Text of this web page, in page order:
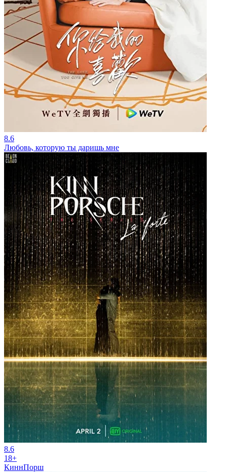
8.6
Любовь, которую ты даришь мне
8.6
18+
КиннПорш